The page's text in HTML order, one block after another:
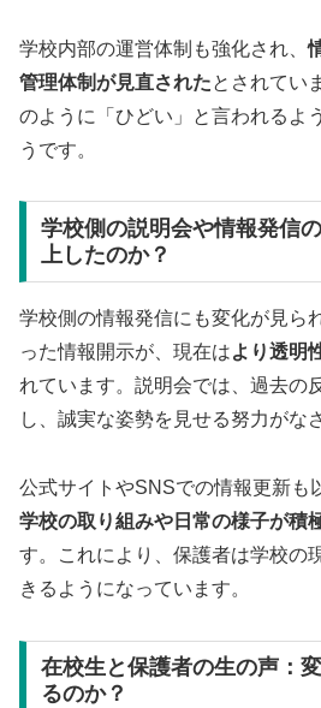
学校内部の運営体制も強化され、
管理体制が見直されたとされてい
のように「ひどい」と言われるよ
うです。
学校側の説明会や情報発信
上したのか？
学校側の情報発信にも変化が見ら
った情報開示が、現在はより透明
れています。説明会では、過去の
し、誠実な姿勢を見せる努力がな
公式サイトやSNSでの情報更新も
学校の取り組みや日常の様子が積
す。これにより、保護者は学校の
きるようになっています。
在校生と保護者の生の声：
るのか？